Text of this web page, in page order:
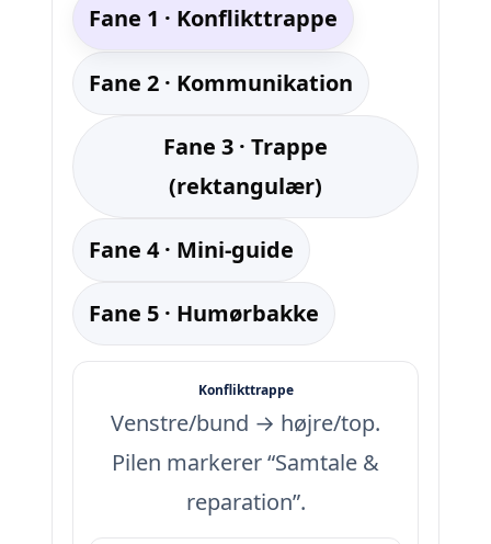
Fane 1 · Konflikttrappe
Fane 2 · Kommunikation
Fane 3 · Trappe
(rektangulær)
Fane 4 · Mini-guide
Fane 5 · Humørbakke
Konflikttrappe
Venstre/bund → højre/top.
Pilen markerer “Samtale &
reparation”.